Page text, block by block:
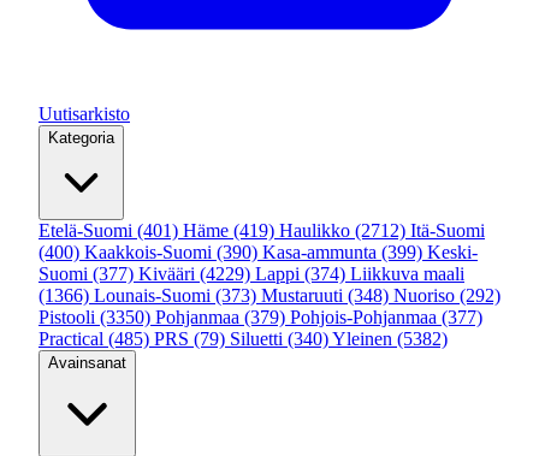
Uutisarkisto
Kategoria
Etelä-Suomi (401) Häme (419) Haulikko (2712) Itä-Suomi
(400) Kaakkois-Suomi (390) Kasa-ammunta (399) Keski-
Suomi (377) Kivääri (4229) Lappi (374) Liikkuva maali
(1366) Lounais-Suomi (373) Mustaruuti (348) Nuoriso (292)
Pistooli (3350) Pohjanmaa (379) Pohjois-Pohjanmaa (377)
Practical (485) PRS (79) Siluetti (340)Yleinen (5382)
Avainsanat